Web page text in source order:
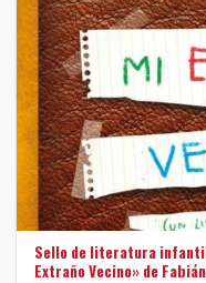
Sello de literatura
Extraño Vecino» de